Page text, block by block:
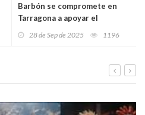
Barbón se compromete en
Tarragona a apoyar el
del centro asturiano en su
28 de Sep de 2025 1196